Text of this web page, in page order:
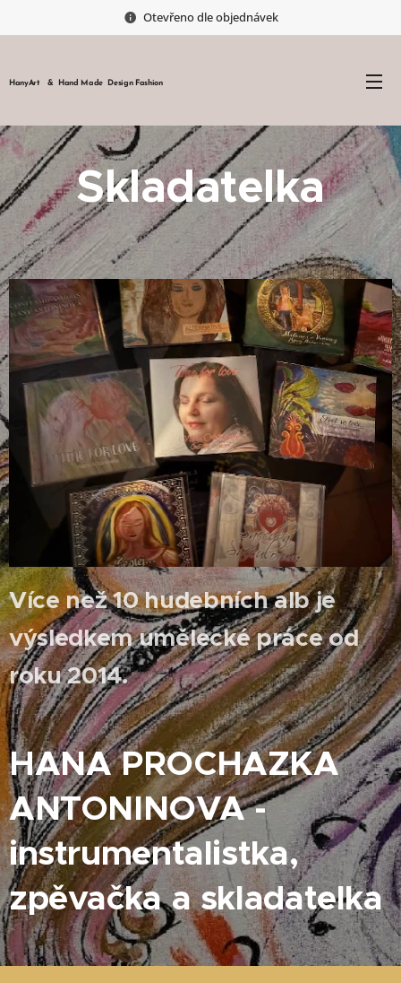
Otevřeno dle objednávek
HanyArt & Hand Made Design Fashion
Skladatelka
Více než 10 hudebních alb je
výsledkem umělecké práce od
roku 2014.
HANA PROCHAZKA
ANTONINOVA -
instrumentalistka,
zpěvačka a skladatelka